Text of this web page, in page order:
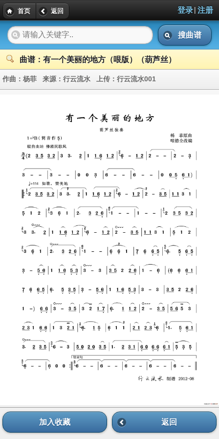
首页 返回 登录| 注册
搜曲谱
曲谱：有一个美丽的地方（哏版）（葫芦丝）
作曲： 杨菲 来源： 行云流水 上传： 行云流水001
加入收藏 返回